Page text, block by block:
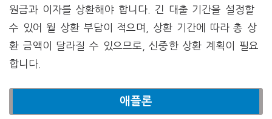
원금과 이자를 상환해야 합니다. 긴 대출 기간을 설정할
수 있어 월 상환 부담이 적으며, 상환 기간에 따라 총 상
환 금액이 달라질 수 있으므로, 신중한 상환 계획이 필요
합니다.
애플론